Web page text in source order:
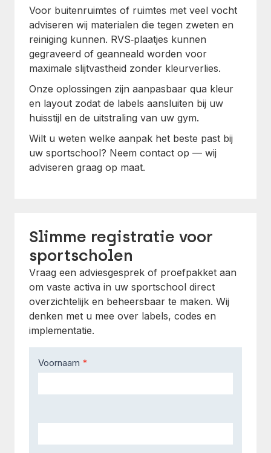
Voor buitenruimtes of ruimtes met veel vocht
adviseren wij materialen die tegen zweten en
reiniging kunnen. RVS‑plaatjes kunnen
gegraveerd of geanneald worden voor
maximale slijtvastheid zonder kleurverlies.
Onze oplossingen zijn aanpasbaar qua kleur
en layout zodat de labels aansluiten bij uw
huisstijl en de uitstraling van uw gym.
Wilt u weten welke aanpak het beste past bij
uw sportschool? Neem contact op — wij
adviseren graag op maat.
Slimme registratie voor
sportscholen
Vraag een adviesgesprek of proefpakket aan
om vaste activa in uw sportschool direct
overzichtelijk en beheersbaar te maken. Wij
denken met u mee over labels, codes en
implementatie.
Contact
Us
Voornaam *